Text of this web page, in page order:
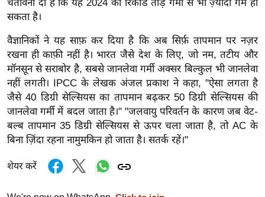
घ
रे
लू
नु
स्खे
प
र्य
ट
न
ल
चेतावनी दी है कि यह 2024 की रिकॉर्ड तोड़ गर्मी से भी ज़्यादा गर्म हो
सकता है।
वैज्ञानिकों ने यह साफ़ कर दिया है कि अब सिर्फ़ तापमान पर नज़र
रखना ही काफ़ी नहीं है। भारत जैसे देश के लिए, जो नम, तटीय और
मॉनसून से सराबोर है, सबसे जानलेवा गर्मी अक्सर बिल्कुल भी जानलेवा
नहीं लगती। IPCC के लेखक अंजल प्रकाश ने कहा, "ऐसा लगता है
जैसे 40 डिग्री सेल्सियस का तापमान बढ़कर 50 डिग्री सेल्सियस की
जानलेवा गर्मी में बदल जाता है।" "जलवायु परिवर्तन के कारण जब वेट-
बल्ब तापमान 35 डिग्री सेल्सियस से ऊपर चला जाता है, तो AC के
बिना ज़िंदा रहना नामुमकिन हो जाता है। सतर्क रहें।"
शेयर करें